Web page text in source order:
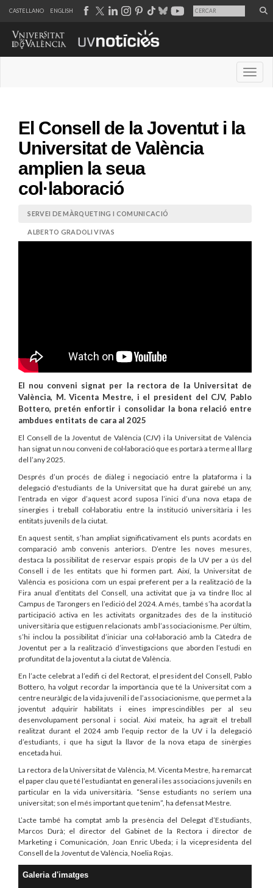
CASTELLANO ENGLISH
El Consell de la Joventut i la
Universitat de València
amplien la seua
col·laboració
SERVEI DE MÀRQUETING I COMUNICACIÓ
ALBERTO GRADOLI VIVAS
El nou conveni signat per la rectora de la Universitat de
València, M. Vicenta Mestre, i el president del CJV, Pablo
Bottero, pretén enfortir i consolidar la bona relació entre
ambdues entitats de cara al 2025
El Consell de la Joventut de València (CJV) i la Universitat de València
han signat un nou conveni de col·laboració que es portarà a terme al llarg
del l’any 2025.
Després d’un procés de diàleg i negociació entre la plataforma i la
delegació d'estudiants de la Universitat que ha durat gairebé un any,
l’entrada en vigor d’aquest acord suposa l’inici d’una nova etapa de
sinergies i treball col·laboratiu entre la institució universitària i les
entitats juvenils de la ciutat.
En aquest sentit, s’han ampliat significativament els punts acordats en
comparació amb convenis anteriors. D’entre les noves mesures,
destaca la possibilitat de reservar espais propis de la UV per a ús del
Consell i de les entitats que hi formen part. Així, la Universitat de
València es posiciona com un espai preferent per a la realització de la
Fira anual d’entitats del Consell, una activitat que ja va tindre lloc al
Campus de Tarongers en l’edició del 2024. A més, també s’ha acordat la
participació activa en les activitats organitzades des de la institució
universitària que estiguen relacionats amb l’associacionisme. Per últim,
s’hi inclou la possibilitat d’iniciar una col·laboració amb la Càtedra de
Joventut per a la realització d’investigacions que aborden l’estudi en
profunditat de la joventut a la ciutat de València.
En l’acte celebrat a l’edifi ci del Rectorat, el president del Consell, Pablo
Bottero, ha volgut recordar la importància que té la Universitat com a
centre neuràlgic de la vida juvenil i de l’associacionisme, que permet a la
joventut adquirir habilitats i eines imprescindibles per al seu
desenvolupament personal i social. Així mateix, ha agraït el treball
realitzat durant el 2024 amb l’equip rector de la UV i la delegació
d’estudiants, i que ha sigut la llavor de la nova etapa de sinèrgies
encetada hui.
La rectora de la Universitat de València, M. Vicenta Mestre, ha remarcat
el paper clau que té l’estudiantat en general i les associacions juvenils en
particular en la vida universitària. “Sense estudiants no seríem una
universitat; son el més important que tenim”, ha defensat Mestre.
L’acte també ha comptat amb la presència del Delegat d’Estudiants,
Marcos Durà; el director del Gabinet de la Rectora i director de
Marketing i Comunicación, Joan Enric Ubeda; i la vicepresidenta del
Consell de la Joventut de València, Noelia Rojas.
Galeria d'imatges